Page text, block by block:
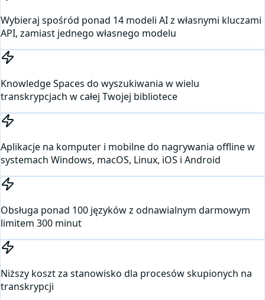
Wybieraj spośród ponad 14 modeli AI z własnymi kluczami
API, zamiast jednego własnego modelu
Knowledge Spaces do wyszukiwania w wielu
transkrypcjach w całej Twojej bibliotece
Aplikacje na komputer i mobilne do nagrywania offline w
systemach Windows, macOS, Linux, iOS i Android
Obsługa ponad 100 języków z odnawialnym darmowym
limitem 300 minut
Niższy koszt za stanowisko dla procesów skupionych na
transkrypcji